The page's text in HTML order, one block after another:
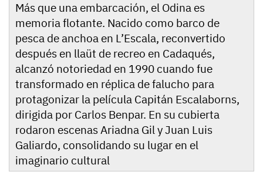
Más que una embarcación, el Odina es
memoria flotante. Nacido como barco de
pesca de anchoa en L’Escala, reconvertido
después en llaüt de recreo en Cadaqués,
alcanzó notoriedad en 1990 cuando fue
transformado en réplica de falucho para
protagonizar la película Capitán Escalaborns,
dirigida por Carlos Benpar. En su cubierta
rodaron escenas Ariadna Gil y Juan Luis
Galiardo, consolidando su lugar en el
imaginario cultural